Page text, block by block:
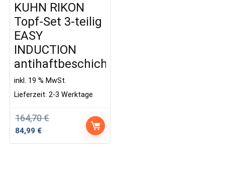
KUHN RIKON
Topf-Set 3-teilig
EASY
INDUCTION
antihaftbeschichtet
164,70€
Ursprünglicher
84,99 €Aktueller
inkl. 19 % MwSt.
Lieferzeit:2-3 Werktage